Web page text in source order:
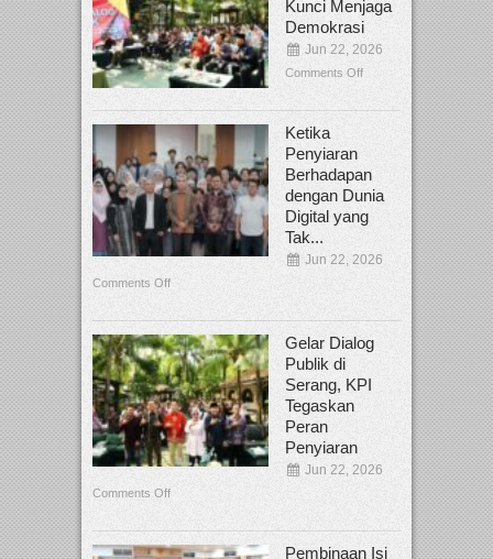
Kunci Menjaga
Demokrasi
Jun 22, 2026
Comments Off
Ketika
Penyiaran
Berhadapan
dengan Dunia
Digital yang
Tak...
Jun 22, 2026
Comments Off
Gelar Dialog
Publik di
Serang, KPI
Tegaskan
Peran
Penyiaran
Jun 22, 2026
Comments Off
Pembinaan Isi